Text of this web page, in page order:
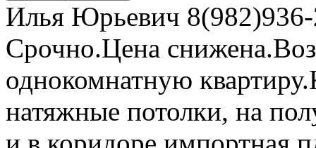
Илья Юрьевич
Срочно.Цена
однокомнатную
натяжные потолки, на